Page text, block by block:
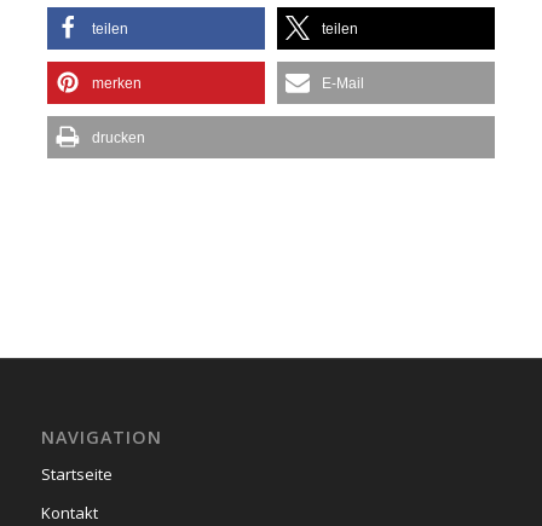
teilen teilen
merken E-Mail
drucken
NAVIGATION
Startseite
Kontakt